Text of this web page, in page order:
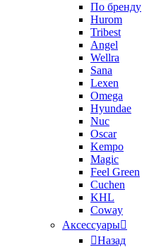
По бренду
Hurom
Tribest
Angel
Wellra
Sana
Lexen
Omega
Hyundae
Nuc
Oscar
Kempo
Magic
Feel Green
Cuchen
KHL
Coway
Аксессуары
Назад